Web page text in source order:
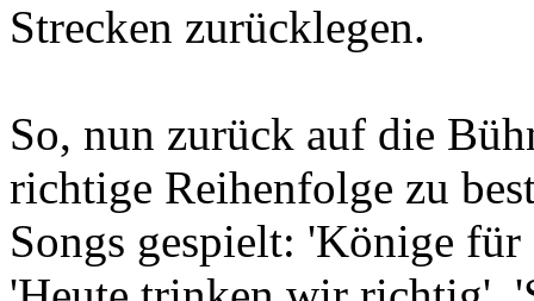
Strecken zurücklegen.
So, nun zurück auf die
richtige Reihenfolge zu
Songs gespielt: 'Könige